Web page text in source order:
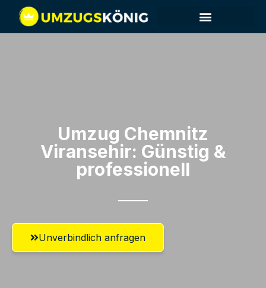
Umzug Chemnitz​
Viransehir: Günstig &
professionell​
Unverbindlich anfragen